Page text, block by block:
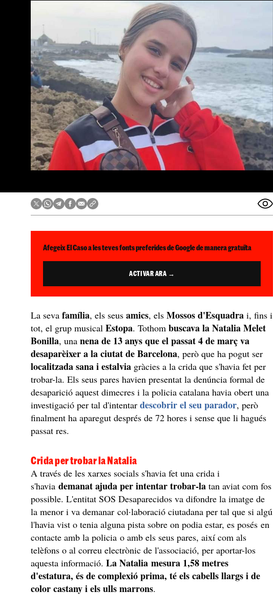
Afegeix El Caso a les teves fonts preferides de Google de manera gratuïta
ACTIVAR ARA →
La sevafamília, els seusamics, elsMossos d'Esquadra i, fins i
tot, el grup musicalEstopa. Tothombuscava la Natalia Melet
Bonilla, unanena de 13 anys que el passat 4 de març va
desaparèixer a la ciutat de Barcelona, però que ha pogut ser
localitzada sana i estalvia gràcies a la crida que s'havia fet per
trobar-la. Els seus pares havien presentat la denúncia formal de
desaparició aquest dimecres i la policia catalana havia obert una
investigació per tal d'intentardescobrir el seu parador, però
finalment ha aparegut després de 72 hores i sense que li hagués
passat res.
Crida per trobar la Natalia
A través de les xarxes socials s'havia fet una crida i
s'haviademanat ajuda per intentar trobar-la tan aviat com fos
possible. L'entitat SOS Desaparecidos va difondre la imatge de
la menor i va demanar col·laboració ciutadana per tal que si algú
l'havia vist o tenia alguna pista sobre on podia estar, es posés en
contacte amb la policia o amb els seus pares, així com als
telèfons o al correu electrònic de l'associació, per aportar-los
aquesta informació.La Natalia mesura 1,58 metres
d'estatura, és de complexió prima, té els cabells llargs i de
color castany i els ulls marrons.